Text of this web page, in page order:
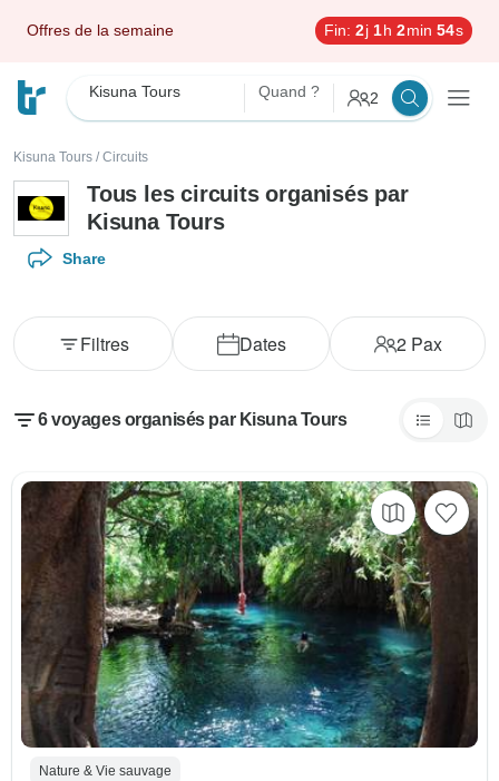
Offres de la semaine Fin: 2j 1h 2min 53s
Kisuna Tours Quand ? 2
Kisuna Tours / Circuits
Tous les circuits organisés par
Kisuna Tours
Share
Dates 2Pax
Filtres
6 voyages organisés par Kisuna Tours
Nature & Vie sauvage